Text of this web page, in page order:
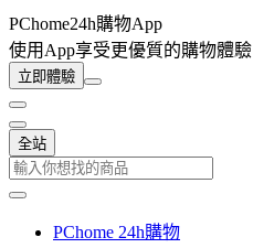
PChome24h購物App
使用App享受更優質的購物體驗
立即體驗
全站
PChome 24h購物